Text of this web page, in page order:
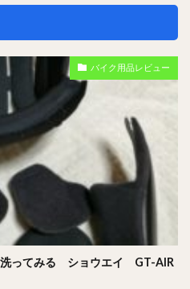
バイク用品レビュー
ってみる ショウエイ GT-AIR